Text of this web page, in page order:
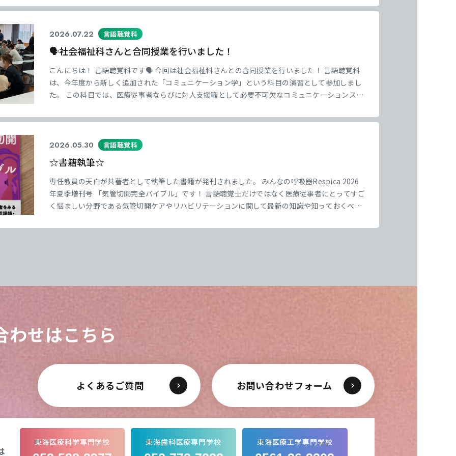
どの会場でも授業を楽しんでくれていました😊 体験
2026.07.22 言語聴覚科
🗣️社会福祉科さんと合同授業を行いました！
こんにちは！ 言語聴覚科です🗣️ 今回は社会福祉科さんとの合同授業を行いました！ 言語聴覚科
は、今年度から新しく追加された「コミュニケーション学」という科目の演習として参加しまし
た。 この科目では、医療従事者ならびに対人支援職として必要不可欠なコミュニケーションスキ
生さん(初対面)とお互いに自己紹介 ②２組の
2026.05.30 言語聴覚科
☆書籍執筆☆
専任教員の天白が共著者として執筆した書籍が発刊されました。 みんなの呼吸器Respica 2026
年夏季増刊号 「気管切開完全バイブル」です！ 言語聴覚士だけではなく医療従事者にとってすご
く悩ましい分野である気管切開ケアやリハビリテーションに関して最新の知識や知っておくべき
対象者様の福利を最大限に意識した一冊で
わせはこちら
よくあるご質問 お問い合わせフォーム
東海医療科学専門学校 東海歯科医療専門学校 東海医療工学専門学校